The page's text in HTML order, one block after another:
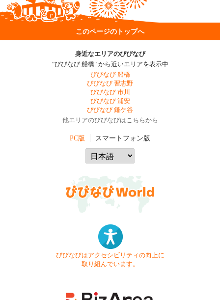
このページのトップへ
身近なエリアのびびなび
"びびなび 船橋" から近いエリアを表示中
びびなび 船橋
びびなび 習志野
びびなび 市川
びびなび 浦安
びびなび 鎌ケ谷
他エリアのびびなびはこちらから
PC版 スマートフォン版
びびなびはアクセシビリティの向上に
取り組んでいます。